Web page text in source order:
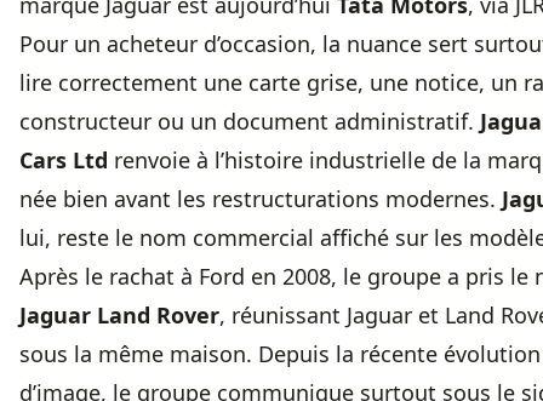
Pour un acheteur d’occasion, la nuance sert
lire correctement une carte grise, une notice, un
constructeur ou un document administratif.
Cars Ltd renvoie à l’histoire industrielle de la
née bien avant les restructurations modernes.
lui, reste le nom commercial affiché sur les
Après le rachat à Ford en 2008, le groupe a pris le
Jaguar Land Rover, réunissant Jaguar et Land
sous la même maison. Depuis la récente évolution
d’image, le groupe communique surtout sous le